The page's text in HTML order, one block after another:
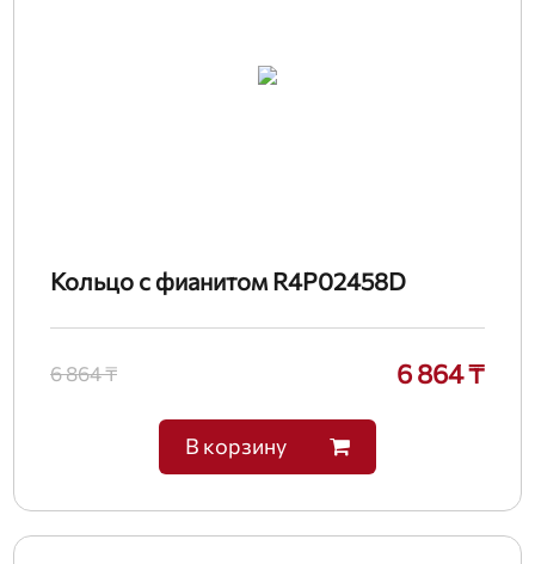
Кольцо с фианитом R4P02458D
6 864 ₸ 6 864 ₸
В корзину